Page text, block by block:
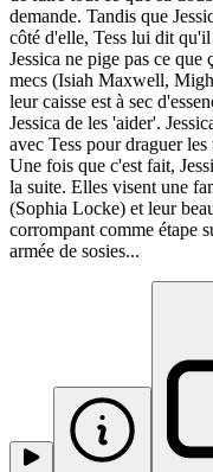
demande. Tandis que
côté d'elle, Tess lui dit
Jessica ne pige pas ce
mecs (Isiah Maxwell,
leur caisse est à sec
Jessica de les 'aider'.
avec Tess pour draguer
Une fois que c'est fait,
la suite. Elles visent une
(Sophia Locke) et leur
corrompant comme étape
armée de sosies...